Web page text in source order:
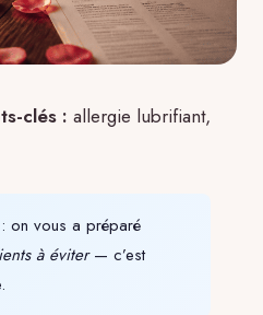
clés : allergie lubrifiant,
: on vous a préparé
à éviter— c’est